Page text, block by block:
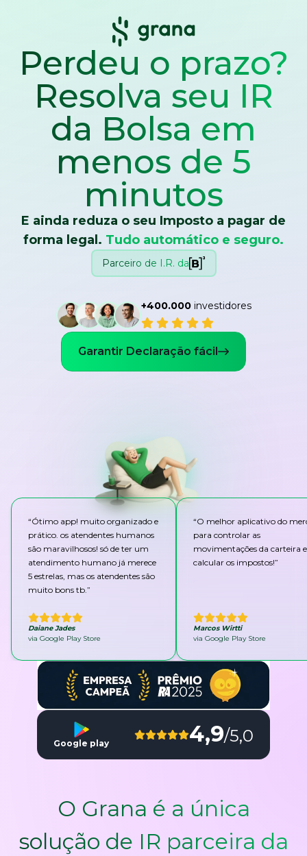
Perdeu o prazo?
Resolva seu IR
da Bolsa em
menos de 5
minutos
E ainda reduza o seu Imposto a pagar de
forma legal. Tudo automático e seguro.
Parceiro de I.R. da
+400.000investidores
Garantir Declaração fácil
“Ótimo app! muito organizado e
prático. os atendentes humanos
são maravilhosos! só de ter um
atendimento humano já merece
5 estrelas, mas os atendentes são
muito bons tb.”
Daiane Jades
via Google Play Store
“O melhor aplicativo do
para controlar as
movimentações da carteira e
calcular os impostos!”
Marcos Wirtti
via Google Play Store
Google play 4,9/5,0
O Grana é a única
solução de IR parceira da